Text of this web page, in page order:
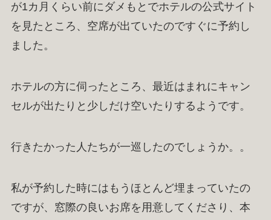
が1カ月くらい前にダメもとでホテルの公式サイト
を見たところ、空席が出ていたのですぐに予約し
ました。
ホテルの方に伺ったところ、最近はまれにキャン
セルが出たりと少しだけ空いたりするようです。
行きたかった人たちが一巡したのでしょうか。。
私が予約した時にはもうほとんど埋まっていたの
ですが、窓際の良いお席を用意してくださり、本